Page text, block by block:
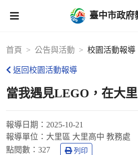
臺中市政府
首頁 公告與活動 校園活動報導
返回校園活動報導
當我遇見LEGO，在大
報導日期： 2025-10-21
報導單位： 大里區 大里高中 教務處
點閱數： 327 列印